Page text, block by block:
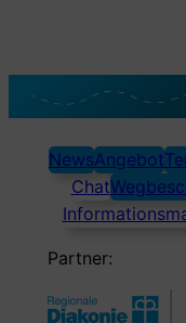
NewsAngebot
Chat
Partner: